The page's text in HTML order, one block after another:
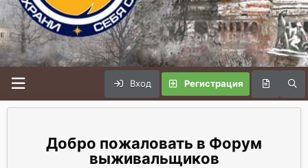
Вход Регистрация
Форум
выживальщиков